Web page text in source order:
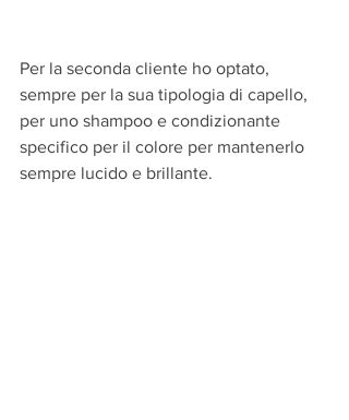
Per la seconda cliente ho optato,
sempre per la sua tipologia di capello,
per uno shampoo e condizionante
specifico per il colore per mantenerlo
sempre lucido e brillante.